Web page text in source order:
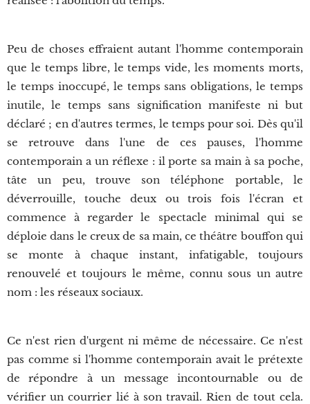
Peu de choses effraient autant l'homme contemporain
que le temps libre, le temps vide, les moments morts,
le temps inoccupé, le temps sans obligations, le temps
inutile, le temps sans signification manifeste ni but
déclaré ; en d'autres termes, le temps pour soi. Dès qu'il
se retrouve dans l'une de ces pauses, l'homme
contemporain a un réflexe : il porte sa main à sa poche,
tâte un peu, trouve son téléphone portable, le
déverrouille, touche deux ou trois fois l'écran et
commence à regarder le spectacle minimal qui se
déploie dans le creux de sa main, ce théâtre bouffon qui
se monte à chaque instant, infatigable, toujours
renouvelé et toujours le même, connu sous un autre
nom : les réseaux sociaux.
Ce n'est rien d'urgent ni même de nécessaire. Ce n'est
pas comme si l'homme contemporain avait le prétexte
de répondre à un message incontournable ou de
vérifier un courrier lié à son travail. Rien de tout cela.